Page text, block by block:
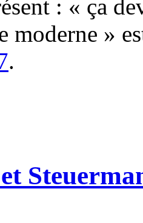
: « ça
moderne »
.